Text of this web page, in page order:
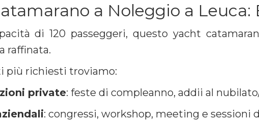
a Noleggio a
di 120 passeggeri, questo yacht
raffinata.
più richiesti troviamo:
private: feste di compleanno, addii al
: congressi, workshop, meeting e sessioni